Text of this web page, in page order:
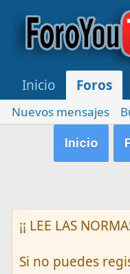
Inicio Foros
Nuevos mensajes
Inicio
¡¡ LEE LAS
Si no puedes